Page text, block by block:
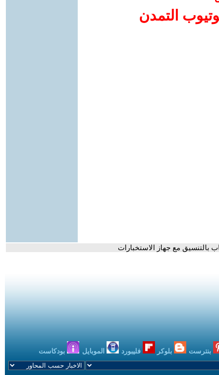
التمدن
بالتنسيق مع جهاز الاستخبارات
بنترست بلوكر فليبورد الموبايل بودكاست